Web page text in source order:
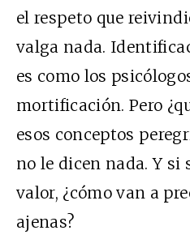
el respeto que
valga nada.
es como los
mortificación. Pero
esos conceptos
no le dicen nada. Y si
valor, ¿cómo van a
ajenas?